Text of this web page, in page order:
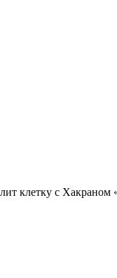
клетку с